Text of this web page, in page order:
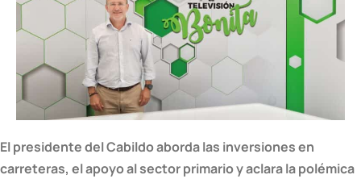
El presidente del Cabildo aborda las inversiones en
carreteras, el apoyo al sector primario y aclara la polémica